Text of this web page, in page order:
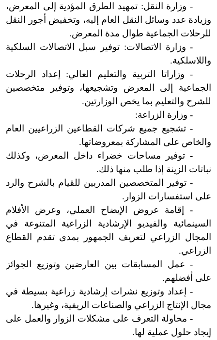
- وزارة النقل: تمهيد الطرق المؤدية إلى المعرض،
وزيادة عدد وسائل النقل العام إليه، وتخفيض أجور النقل
للرحلات الجماعية طوال مدة المعرض.
- وزارة الاتصالات: توفير سبل الاتصالات السلكية
واللاسلكية.
- وزاراتا التربية والتعليم العالي: إعداد الرحلات
الجماعية إلى المعرض وتشجيعها، وتوفير متخصصين
للشرح والتعليم بما يخص الوزارتين.
- وزارة الزراعة:
- تشجيع جميع شركات القطاعين الزراعيين العام
والخاص على المشاركة بمعروضاتها.
- توفير مساحات خضراء داخل المعرض، وكذلك
نباتات الزينة إذا طلب منها ذلك.
- توفير المتخصصين المدربين للقيام بالشرح والرد
على استفسارات الزوار.
- إقامة عروض الإيضاح العملي، وعرض الأفلام
السينمائية والفيديو الإرشادية الزراعية المتنوعة في
المجال الزراعي لتعريف الجمهور بمدى تقدم القطاع
الزراعي.
- عمل المسابقات بين العارضين وتوزيع الجوائز
على أفضلهم.
- إعداد وتوزيع نشرات إرشادية زراعية بسيطة في
مجال الإنتاج الزراعي والصناعات الريفية، وغيرها.
- محاولة التعرف على مشكلات الزوار والعمل على
إيجاد حلول عملية لها.